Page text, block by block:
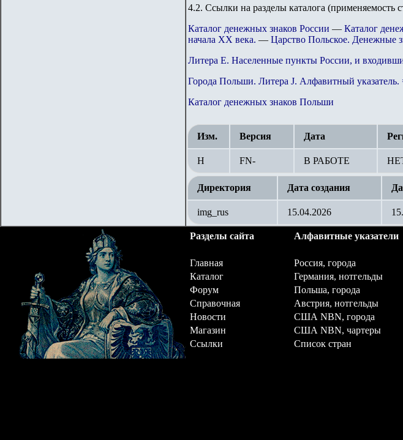
4.2. Ссылки на разделы каталога (применяемость
Каталог денежных знаков России — Каталог
начала ХХ века. — Царство Польское. Денежные
Литера Е. Населенные пункты России, и
Города Польши. Литера J. Алфавитный указатель.
Каталог денежных знаков Польши
Изм.
Версия Дата
Н FN- В РАБОТЕ
Директория Дата создания
img_rus 15.04.2026
Разделы сайта Алфавитные указатели
Главная Россия, города
Каталог
Германия, нотгельды
Форум
Польша, города
Справочная
Австрия, нотгельды
Новости
США NBN, города
Магазин
США NBN, чартеры
Ссылки
Список стран